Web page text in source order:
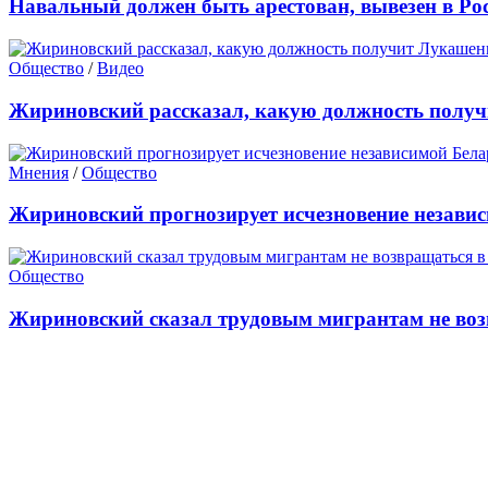
Навальный должен быть арестован, вывезен в
Общество /Видео
Жириновский рассказал, какую должность
Мнения /Общество
Жириновский прогнозирует исчезновение
Общество
Жириновский сказал трудовым мигрантам не